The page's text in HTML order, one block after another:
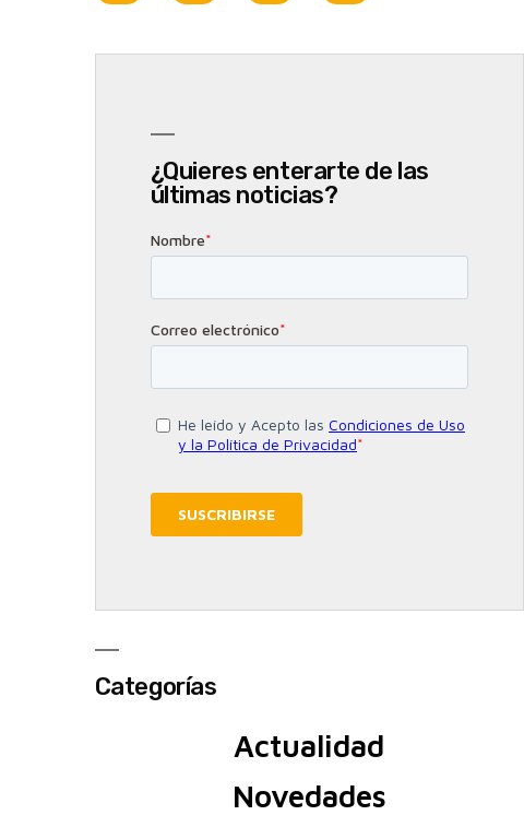
¿Quieres enterarte de las
últimas noticias?
Categorías
Actualidad
Novedades